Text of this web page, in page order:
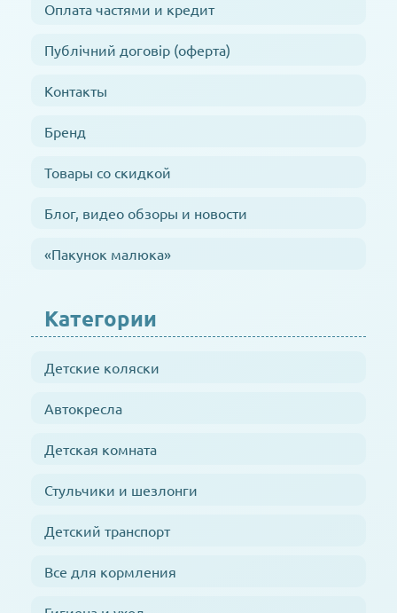
Оплата частями и кредит
Публічний договір (оферта)
Контакты
Бренд
Товары со скидкой
Блог, видео обзоры и новости
«Пакунок малюка»
Категории
Детские коляски
Автокресла
Детская комната
Стульчики и шезлонги
Детский транспорт
Все для кормления